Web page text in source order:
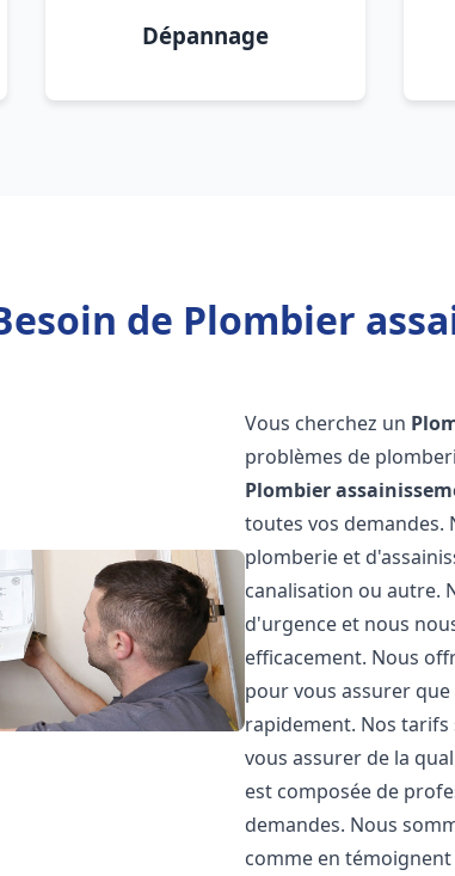
Dépannage
de Plombier
Vous cherchez un
problèmes de
Plombier
toutes vos
plomberie et
canalisation ou autre.
d'urgence et nous
efficacement. Nous
pour vous assurer
rapidement. Nos
vous assurer de la
est composée de
demandes. Nous
comme en